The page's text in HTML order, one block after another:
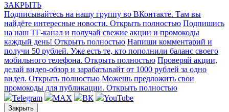
ЗАКРЫТЬ
Подписывайтесь на нашу группу во ВКонтакте. Там вы
найдёте интересные новости. Открыть полностью Подпишись
на наш ТГ-канал и получай свежие акции и промокоды
каждый день! Открыть полностью Напиши комментарий и
получи 50 рублей. Уже есть те, кто пополнили баланс своего
мобильного телефона. Открыть полностью Проверяй акции,
делай видео-обзор и зарабатывайт от 1000 рублей за одно
видел. Открыть полностью Можешь предложить свои
промокоды для публикации. Открыть полностью
Telegram
MAX ВК YouTube
Закрыть